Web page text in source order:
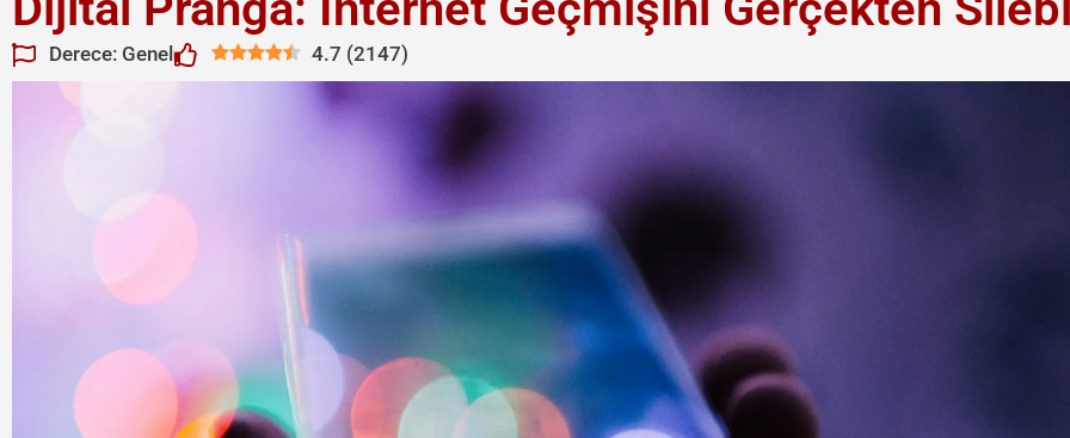
Derece: Genel 4.7 (2147)